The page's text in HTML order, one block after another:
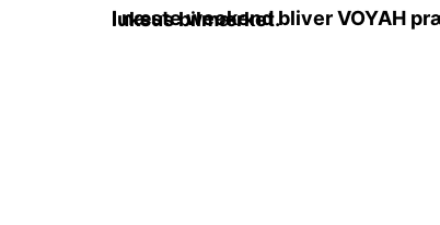
I næste weekend bliver VOYAH præsenteret for første gang i Danmark. Det er K.W. Bruun Import, der står får al import I Danmark af luksus bilmærket.